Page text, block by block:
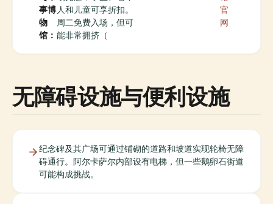
事博
物
馆：
人和儿童可享折扣。
周二免费入场，但可
能非常拥挤（
官
网
无障碍设施与便利设施
纪念碑及其广场可通过铺砌的道路和坡道实现轮椅无障
碍通行。阿尔卡萨尔内部设有电梯，但一些鹅卵石街道
可能构成挑战。